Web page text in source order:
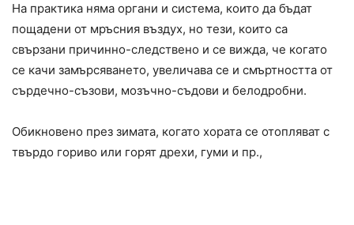
На практика няма органи и система, които да бъдат
пощадени от мръсния въздух, но тези, които са
свързани причинно-следствено и се вижда, че когато
се качи замърсяването, увеличава се и смъртността от
сърдечно-съзови, мозъчно-съдови и белодробни.
Обикновено прeз зимата, когато хората се отопляват с
твърдо гориво или горят дрехи, гуми и пр.,